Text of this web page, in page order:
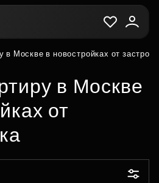
в Москве в новостройках от
в Москве
от